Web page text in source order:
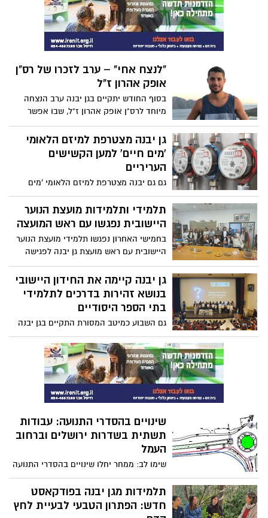
"לנצח אחי" – ערב לזכרו של רס"ן
אופק אהרון ז"ל
בסוף החודש יתקיים בגן יבנה ערב הנצחה
מיוחד לרס"ן אופק אהרון ז"ל, שבו אפשר
יהיה ניתן להכיר את דמותו של אופק ולהמשיך
את הנצחתו.
גן יבנה מצטרפת למיזם הלאומי
'מים חיים' למען הקשישים
העריריים
גם גם יבנה מצטרפת למיזם הלאומי 'מים
חיים' הנועד לעקוב בזמן אמת אחרי מדי מים
של קשישים, לפי בקשה, ולזהות מצבי חירום
כדי לסייע בזמן.
תלמידי ותלמידות מועצת הנוער
היישובית נפגשו עם ראש המועצה
בחמישי האחרון נפגשו תלמידי מועצת הנוער
היישובית עם ראש מועצת גן יבנה לפגישה
מעוררת השראה לעתיד.
גן יבנה קיימה את החידון היישובי
בנושא זהירות בדרכים לתלמידי
בתי הספר היסודיים
גם השבוע כמיטב המסורת התקיים בגן יבנה
החידון היישובי בנושא זהירות בדרכים
לתלמידי בתי הספר היסודיים בשיתוף המשרד
לבטחון לאומי והמטה היישובי לבטיחות
בדרכים.
שינויים בהסדרי התנועה: עבודות
תשתית בשדרות ירושלים וברחוב
העמל
שימו לב: ממחר יחלו שינויים בהסדרי התנועה
ברחוב העמל ובשדרות ירושלים עקב עבודות
תשתית.
תלמידות מגן יבנה בפודקאסט
חדש: הפתרון הטבעי לבעיית לחץ